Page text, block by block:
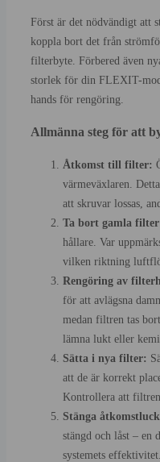
Först är det nödvändigt att
koppla bort det från
filterbyte. Förbered även
storlek för din FLEXIT-
hands för rengöring.
Allmänna steg för att
Åtkomst till filter:
värmeväxlaren.
att skruvar lossas,
Ta bort gamla
hållare. Var
vilken riktning
Rengöring av
för att avlägsna
medan filtren tas
lämna lukt eller
Sätta i nya filter:
att de är korrekt
Kontrollera att
Stänga
stängd och låst – en
systemets effektivitet.